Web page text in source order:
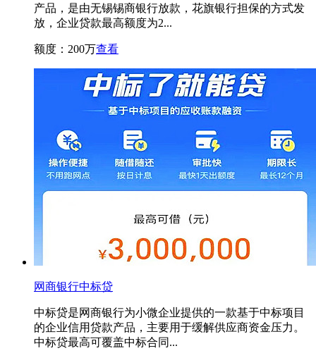
产品，是由无锡锡商银行放款，花旗银行担保的方式发
放，企业贷款最高额度为2...
额度：200万查看
网商银行中标贷
中标贷是网商银行为小微企业提供的一款基于中标项目
的企业信用贷款产品，主要用于缓解供应商资金压力。
中标贷最高可覆盖中标合同...